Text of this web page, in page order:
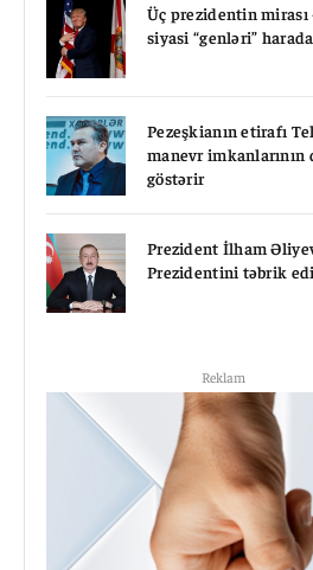
Üç prezidentin mirası
siyasi “genləri”
Pezeşkianın etirafı
manevr imkanlarının
göstərir
Prezident İlham
Prezidentini təbrik
Reklam